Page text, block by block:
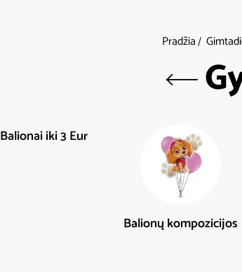
Pradžia
Balionai iki 3 Eur
Balionų kompozicijos